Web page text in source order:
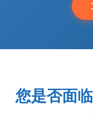
您是否面